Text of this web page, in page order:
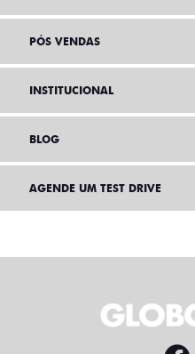
PÓS VENDAS
INSTITUCIONAL
BLOG
AGENDE UM TEST DRIVE